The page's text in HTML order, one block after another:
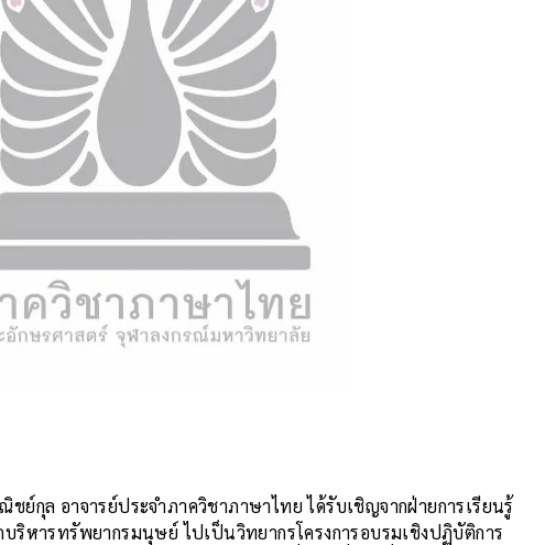
ชย์กุล อาจารย์ประจำภาควิชาภาษาไทย ได้รับเชิญจากฝ่ายการเรียนรู้
หารทรัพยากรมนุษย์ ไปเป็นวิทยากรโครงการอบรมเชิงปฏิบัติการ